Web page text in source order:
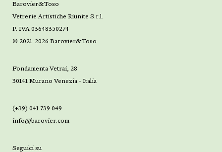
Barovier&Toso
Vetrerie Artistiche Riunite S.r.l.
P. IVA 03648350274
© 2021-2026 Barovier&Toso
Fondamenta Vetrai, 28
30141 Murano Venezia - Italia
(+39) 041 739 049
info@barovier.com
Seguici su